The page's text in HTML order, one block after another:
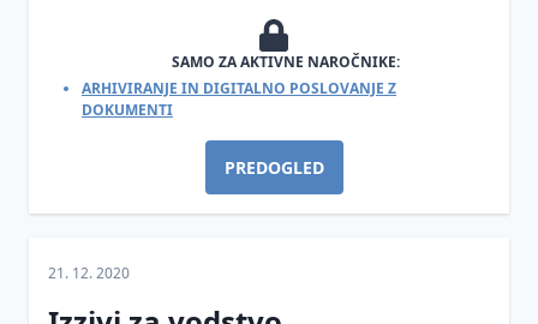
SAMO ZA AKTIVNE NAROČNIKE:
ARHIVIRANJE IN DIGITALNO POSLOVANJE Z
DOKUMENTI
PREDOGLED
21. 12. 2020